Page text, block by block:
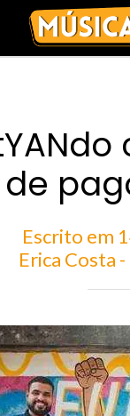
Escrito em
Erica Costa